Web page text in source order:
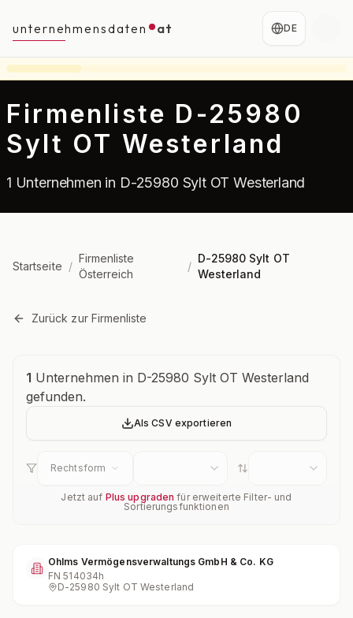
unternehmensdaten at DE
Firmenliste D-25980
Sylt OT Westerland
1 Unternehmen in D-25980 Sylt OT Westerland
Startseite /
Firmenliste
Österreich
/
D-25980 Sylt OT
Westerland
Zurück zur Firmenliste
Unternehmensübersicht
1 Unternehmen in D-25980 Sylt OT Westerland
gefunden.
Als CSV exportieren
Rechtsform
Jetzt auf Plus upgraden für erweiterte Filter- und
Sortierungsfunktionen
Ohlms Vermögensverwaltungs GmbH & Co. KG
FN514034h
D-25980 Sylt OT Westerland